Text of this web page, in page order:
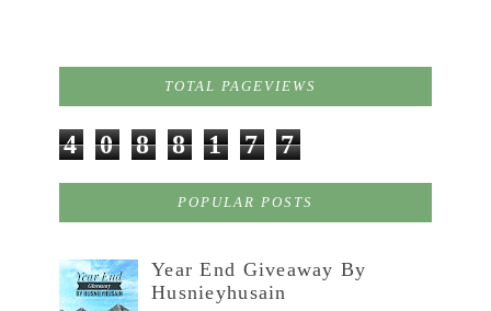
TOTAL PAGEVIEWS
4 0 8 8 1 7 7
POPULAR POSTS
Year End Giveaway By
Husnieyhusain